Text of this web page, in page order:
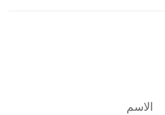
الاسم